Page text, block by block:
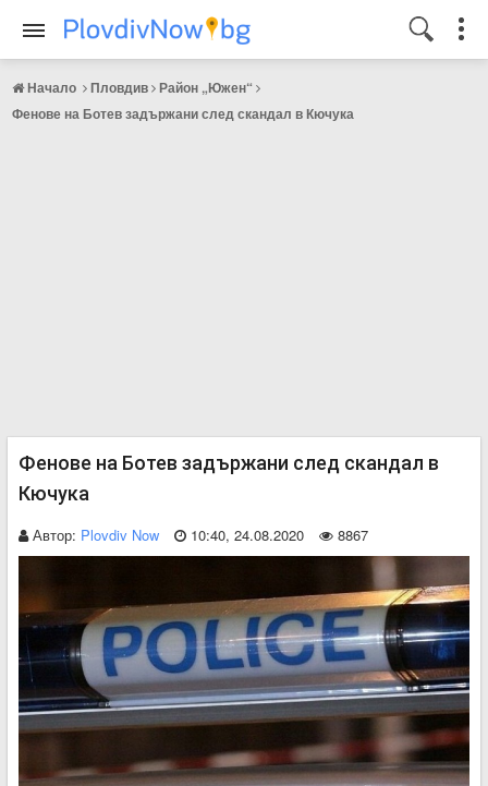
Начало Пловдив Район „Южен“
Фенове на Ботев задържани след скандал в Кючука
Фенове на Ботев задържани след скандал в
Кючука
Автор: Plovdiv Now 10:40, 24.08.2020 8867